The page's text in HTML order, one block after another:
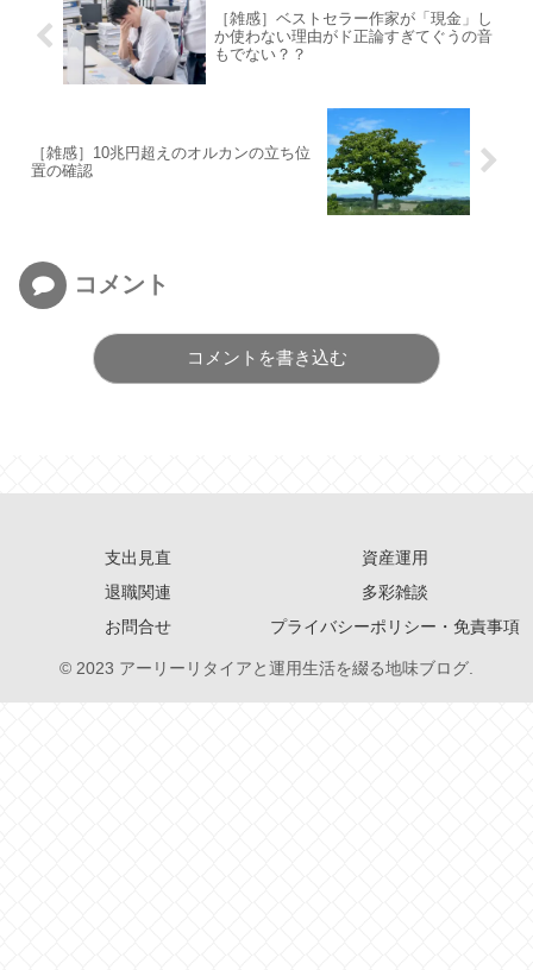
［雑感］ベストセラー作家が「現金」し
か使わない理由がド正論すぎてぐうの音
もでない？？
［雑感］10兆円超えのオルカンの立ち位
置の確認
コメント
コメントを書き込む
支出見直
資産運用
退職関連
多彩雑談
お問合せ
プライバシーポリシー・免責事項
© 2023 アーリーリタイアと運用生活を綴る地味ブログ.